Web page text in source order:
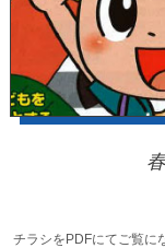
チラシをPDFにてご覧に